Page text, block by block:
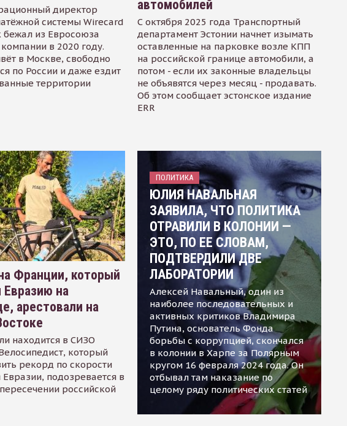
директор
системы Wirecard
бежал из Евросоюза
в 2020 году.
в Москве, свободно
по России и даже ездит
территории
автомобилей
С октября 2025 года Транспортный
департамент Эстонии начнет изымать
оставленные на парковке возле КПП
на российской границе автомобили, а
потом - если их законные владельцы
не объявятся через месяц - продавать.
Об этом сообщает эстонское издание
ERR
Франции, который
Евразию на
арестовали на
находится в СИЗО
который
рекорд по скорости
Евразии, подозревается в
российской
ПОЛИТИКА
ЮЛИЯ НАВАЛЬНАЯ
ЗАЯВИЛА, ЧТО ПОЛИТИКА
ОТРАВИЛИ В КОЛОНИИ —
ЭТО, ПО ЕЕ СЛОВАМ,
ПОДТВЕРДИЛИ ДВЕ
ЛАБОРАТОРИИ
Алексей Навальный, один из
наиболее последовательных и
активных критиков Владимира
Путина, основатель Фонда
борьбы с коррупцией, скончался
в колонии в Харпе за Полярным
кругом 16 февраля 2024 года. Он
отбывал там наказание по
целому ряду политических статей